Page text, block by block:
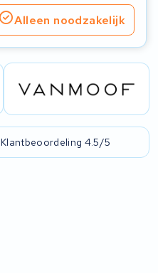
Alleen noodzakelijk
Klantbeoordeling 4.5/5